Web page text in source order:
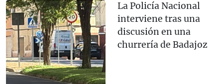
La Policía Nacional
interviene tras una
discusión en una
churrería de Badajoz